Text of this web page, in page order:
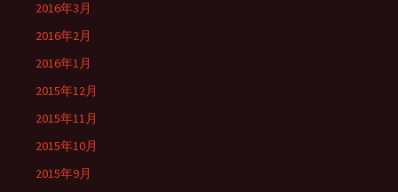
2016年3月
2016年2月
2016年1月
2015年12月
2015年11月
2015年10月
2015年9月